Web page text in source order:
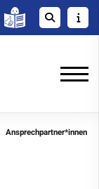
Ansprechpartner*innen